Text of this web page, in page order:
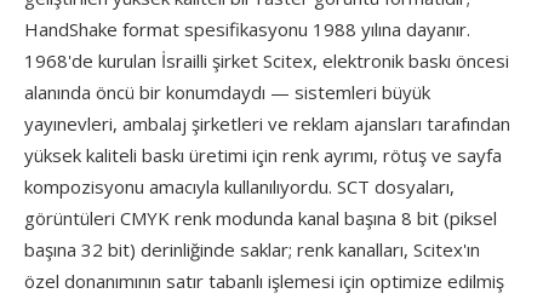
HandShake format spesifikasyonu 1988 yılına dayanır.
1968'de kurulan İsrailli şirket Scitex, elektronik baskı öncesi
alanında öncü bir konumdaydı — sistemleri büyük
yayınevleri, ambalaj şirketleri ve reklam ajansları tarafından
yüksek kaliteli baskı üretimi için renk ayrımı, rötuş ve sayfa
kompozisyonu amacıyla kullanılıyordu. SCT dosyaları,
görüntüleri CMYK renk modunda kanal başına 8 bit (piksel
başına 32 bit) derinliğinde saklar; renk kanalları, Scitex'ın
özel donanımının satır tabanlı işlemesi için optimize edilmiş